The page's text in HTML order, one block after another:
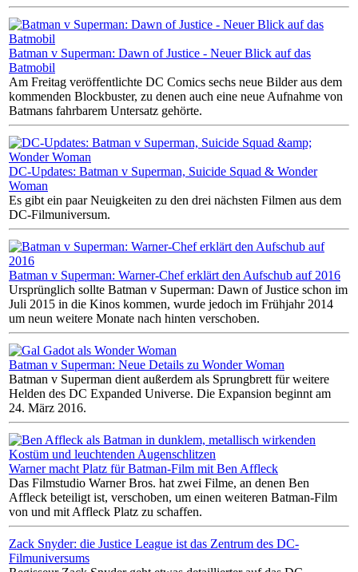
Batman v Superman: Dawn of Justice - Neuer Blick auf das
Batmobil
Am Freitag veröffentlichte DC Comics sechs neue Bilder aus dem
kommenden Blockbuster, zu denen auch eine neue Aufnahme von
Batmans fahrbarem Untersatz gehörte.
DC-Updates: Batman v Superman, Suicide Squad & Wonder
Woman
Es gibt ein paar Neuigkeiten zu den drei nächsten Filmen aus dem
DC-Filmuniversum.
Batman v Superman: Warner-Chef erklärt den Aufschub auf 2016
Ursprünglich sollte Batman v Superman: Dawn of Justice schon im
Juli 2015 in die Kinos kommen, wurde jedoch im Frühjahr 2014
um neun weitere Monate nach hinten verschoben.
Batman v Superman: Neue Details zu Wonder Woman
Batman v Superman dient außerdem als Sprungbrett für weitere
Helden des DC Expanded Universe. Die Expansion beginnt am
24. März 2016.
Warner macht Platz für Batman-Film mit Ben Affleck
Das Filmstudio Warner Bros. hat zwei Filme, an denen Ben
Affleck beteiligt ist, verschoben, um einen weiteren Batman-Film
von und mit Affleck Platz zu schaffen.
Zack Snyder: die Justice League ist das Zentrum des DC-
Filmuniversums